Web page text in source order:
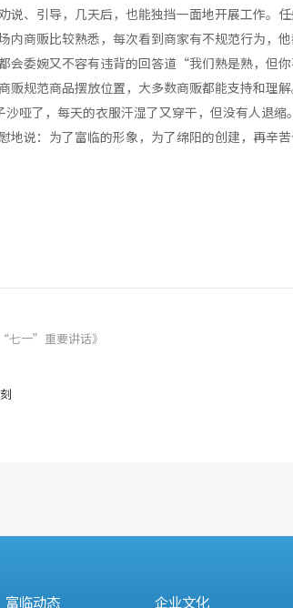
说、引导，几天后，也能独挡一面地开展工作。
内商贩比较熟悉，每次看到商家有不规范行为
会委婉又不容有违背的回答道“我们熟是熟，但
规范商品摆放位置，大多数商贩都能支持和理解
哑了，每天的衣服汗湿了又穿干，但没有人退
地说：为了富临的形象，为了绵阳的创建，再辛苦
七一”重要讲话》
富临动态 企业文化